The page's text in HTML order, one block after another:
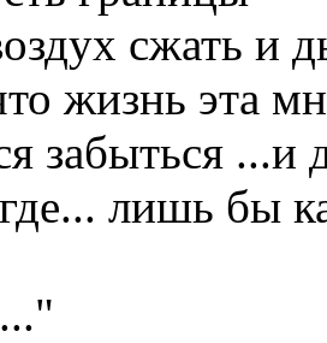
сжать и
жизнь эта
забыться ...и
лишь бы